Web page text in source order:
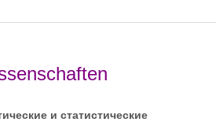
и статистические